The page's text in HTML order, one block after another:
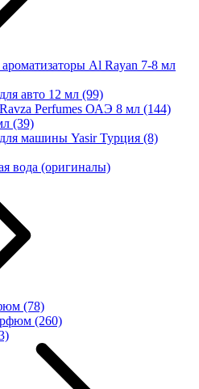
Al Rayan 7-8 мл
авто 12 мл (99)
Perfumes ОАЭ 8 мл (144)
(39)
машины Yasir Турция (8)
вода (оригиналы)
(78)
(260)